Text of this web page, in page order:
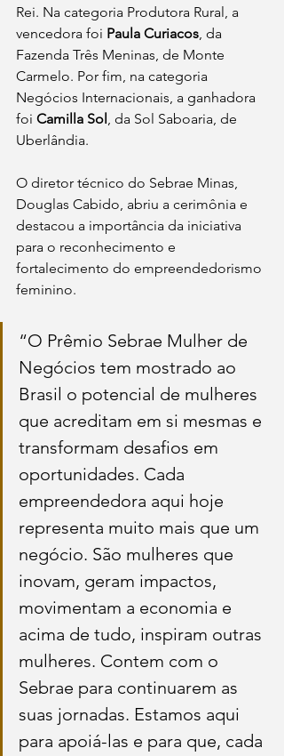
Rei. Na categoria Produtora Rural, a
vencedora foi Paula Curiacos, da
Fazenda Três Meninas, de Monte
Carmelo. Por fim, na categoria
Negócios Internacionais, a ganhadora
foi Camilla Sol, da Sol Saboaria, de
Uberlândia.
O diretor técnico do Sebrae Minas,
Douglas Cabido, abriu a cerimônia e
destacou a importância da iniciativa
para o reconhecimento e
fortalecimento do empreendedorismo
feminino.
“O Prêmio Sebrae Mulher de
Negócios tem mostrado ao
Brasil o potencial de mulheres
que acreditam em si mesmas e
transformam desafios em
oportunidades. Cada
empreendedora aqui hoje
representa muito mais que um
negócio. São mulheres que
inovam, geram impactos,
movimentam a economia e
acima de tudo, inspiram outras
mulheres. Contem com o
Sebrae para continuarem as
suas jornadas. Estamos aqui
para apoiá-las e para que, cada